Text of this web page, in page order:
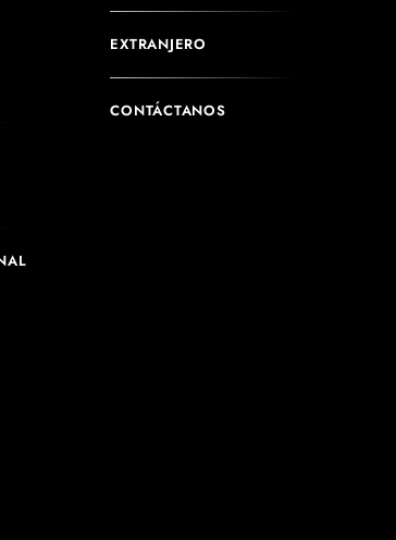
EXTRANJERO
CONTÁCTANOS